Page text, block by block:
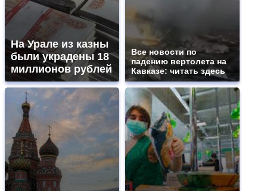
На Урале из казны
были украдены 18
миллионов рублей
Все новости по
падению вертолета на
Кавказе: читать здесь